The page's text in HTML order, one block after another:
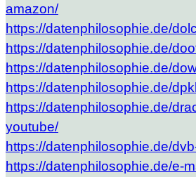
amazon/
https://datenphilosophie.de/
https://datenphilosophie.de/
https://datenphilosophie.de/
https://datenphilosophie.de/
https://datenphilosophie.de/
youtube/
https://datenphilosophie.de/
https://datenphilosophie.de/e-